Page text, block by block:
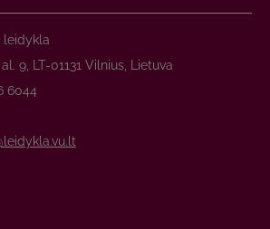
leidykla
9, LT-01131 Vilnius, Lietuva
6044